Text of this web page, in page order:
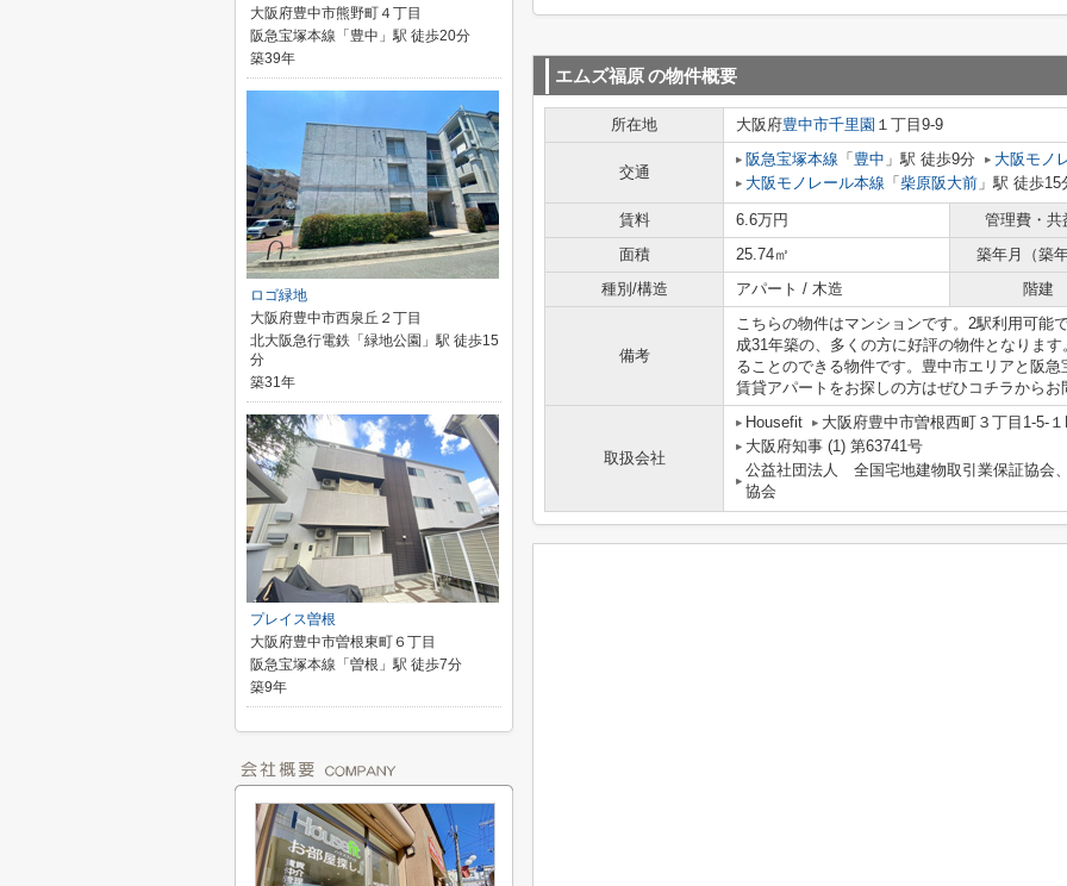
エムズ福原 の物件概要
所在地 大阪府豊中市千里園 １丁目9-9
交通
阪急宝塚本線 「 豊中 」駅 徒歩9分
大阪モノ
大阪モノレール本線 「 柴原阪大前 」駅 徒歩15
賃料 6.6万円
管理費・共
面積
25.74㎡
築年月（築
種別/構造
アパート / 木造 階建
備考
こちらの物件はマンションです。2駅利用可能
成31年築の、多くの方に好評の物件となりま
ることのできる物件です。豊中市エリアと阪
賃貸アパートをお探しの方はぜひコチラから
取扱会社
Housefit
大阪府豊中市曽根西町３丁目1-5-
大阪府知事 (1) 第63741号
公益社団法人 全国宅地建物取引業保証協会
協会
大阪府豊中市熊野町４丁目
阪急宝塚本線「豊中」駅 徒歩20分
築39年
ロゴ緑地
大阪府豊中市西泉丘２丁目
北大阪急行電鉄「緑地公園」駅 徒歩15
分
築31年
プレイス曽根
大阪府豊中市曽根東町６丁目
阪急宝塚本線「曽根」駅 徒歩7分
築9年